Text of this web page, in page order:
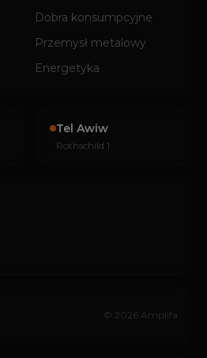
Dobra konsumpcyjne
Przemysł metalowy
Energetyka
Tel Awiw
Rothschild 1
© 2026 Amplifa